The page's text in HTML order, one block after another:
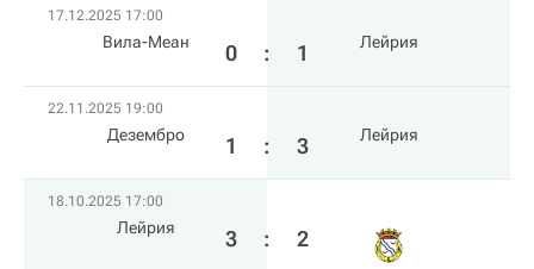
17.12.2025 17:00
Вила-Меан 0 : 1 Лейрия
22.11.2025 19:00
Дезембро 1 : 3 Лейрия
18.10.2025 17:00
Лейрия 3 : 2